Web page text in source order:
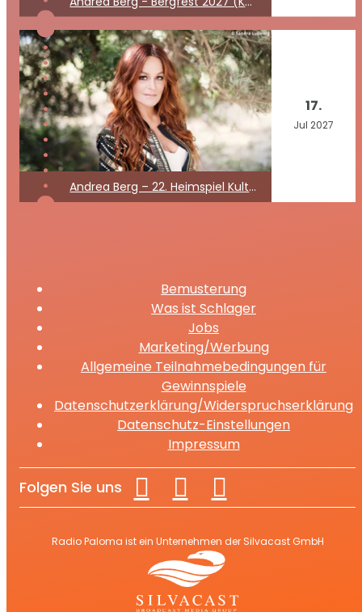
Andrea Berg – 22. Heimspiel Kult Open Air 2027
17.
Jul 2027
Bemusterung
Was ist Schlager
Jobs
Marketing/Werbung
Allgemeine Teilnahmebedingungen für
Gewinnspiele
Datenschutzerklärung/Widerspruchserklärung
Datenschutz-Einstellungen
Impressum
Folgen Sie uns
Radio Paloma ist ein Unternehmen der Silvacast GmbH